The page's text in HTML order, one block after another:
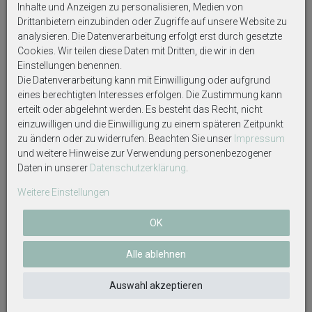
vorher.
Sie überlassen uns in diesem Falle die graphische
Gestaltung.
Für Rechtschreibfehler in Ihrer Textübermittlung
übernehmen wir keine Haftung.
Handgefertigt von ZauberDeko.
Weitere interessante Artikel
Inhalte und Anzeigen zu personalisieren, Medien von
Drittanbietern einzubinden oder Zugriffe auf unsere Website zu
analysieren. Die Datenverarbeitung erfolgt erst durch gesetzte
Cookies. Wir teilen diese Daten mit Dritten, die wir in den
Einstellungen benennen.
Die Datenverarbeitung kann mit Einwilligung oder aufgrund
eines berechtigten Interesses erfolgen. Die Zustimmung kann
erteilt oder abgelehnt werden. Es besteht das Recht, nicht
einzuwilligen und die Einwilligung zu einem späteren Zeitpunkt
zu ändern oder zu widerrufen. Beachten Sie unser Impressum
und weitere Hinweise zur Verwendung personenbezogener
Daten in unserer Daten­schutz­erklärung
Weitere Einstellungen
OK
Alle ablehnen
Auswahl akzeptieren